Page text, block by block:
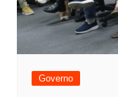
Governo